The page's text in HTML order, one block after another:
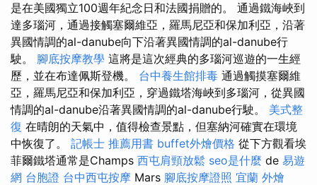
是在美國獨立100週年紀念日和法國捐贈的。 通過鐵海峽到
達多瑙河，通過接觸塞爾維亞，羅馬尼亞和保加利亞，沿著
異國情調的al-danube向下沿著異國情調的al-danube行
駛。 腳底按摩教學 這將是這次經典的多瑙河巡遊的一生經
歷，並在布達佩斯登機。 台中養生館排毒 通過觸摸塞爾維
亞，羅馬尼亞和保加利亞，穿過鐵塔海峽到多瑙河，從異國
情調的al-danube沿著異國情調的al-danube行駛。 美式整
復 在晴朗的天氣中，值得檢查景點，但塞納河確實在環境
中恢復了。 記帳士 推薦用書 buffet外燴價格 從下方觀看埃
菲爾鐵塔通常是Champs 西屯肩頸放鬆 seo是什麼 de 易遊
網 台胞證 台中西屯按摩 Mars 腳底按摩證照 宜蘭 外燴